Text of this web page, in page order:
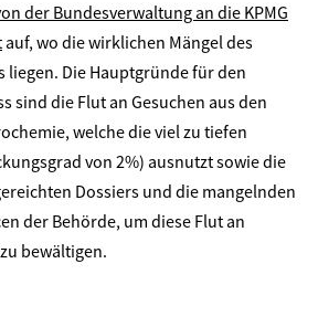
der Bundesverwaltung an die KPMG
auf, wo die wirklichen Mängel des
liegen. Die Hauptgründe für den
sind die Flut an Gesuchen aus den
welche die viel zu tiefen
von 2%) ausnutzt sowie die
Dossiers und die mangelnden
der Behörde, um diese Flut an
bewältigen.